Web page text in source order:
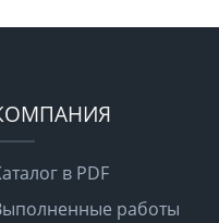
в PDF
работы